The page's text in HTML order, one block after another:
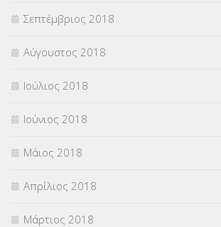
Σεπτέμβριος 2018
Αύγουστος 2018
Ιούλιος 2018
Ιούνιος 2018
Μάιος 2018
Απρίλιος 2018
Μάρτιος 2018